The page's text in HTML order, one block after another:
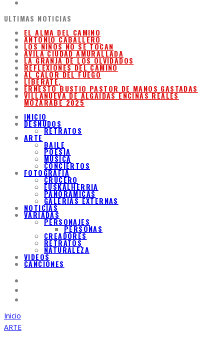
ULTIMAS NOTICIAS
EL ALMA DEL CAMINO
ANTONIO CABALLERO
LOS NIÑOS NO SE TOCAN
ÁVILA CIUDAD AMURALLADA
LA GRANJA DE LOS OLVIDADOS
REFLEXIONES DEL CAMINO
AL CALOR DEL FUEGO
LIBÉRATE,
ERNESTO BUSTIO PASTOR DE MANOS GASTADAS
VILLANUEVA DE ALGAIDAS ENCINAS REALES
MOZARABE 2025
INICIO
DESNUDOS
RETRATOS
ARTE
BAILE
POESIA
MUSICA
CONCIERTOS
FOTOGRAFIA
CRUCERO
EUSKALHERRIA
PANORAMICAS
GALERIAS EXTERNAS
NOTICIAS
VARIADAS
PERSONAJES
PERSONAS
CREADORES
RETRATOS
NATURALEZA
VIDEOS
CANCIONES
Inicio
ARTE